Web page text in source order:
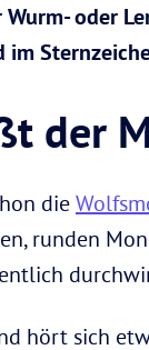
oder
der
die
runden
hört sich